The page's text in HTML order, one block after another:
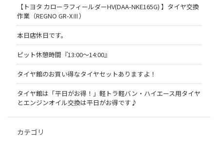
【トヨタ カローラフィールダーHV(DAA-NKE165G) 】タイヤ交換
作業（REGNO GR-XⅢ）
本日店休日です。
ピット休憩時間『13:00～14:00』
タイヤ館のお買い得なタイヤセットありますよ！
タイヤ館は「平日がお得！」軽トラ軽バン・ハイエース用タイヤ
とエンジンオイル交換は平日がお得です♪
カテゴリ